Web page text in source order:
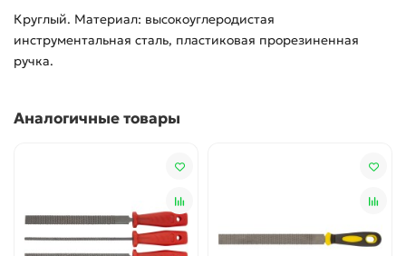
Круглый. Материал: высокоуглеродистая
инструментальная сталь, пластиковая прорезиненная
ручка.
Аналогичные товары